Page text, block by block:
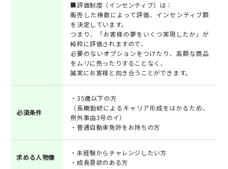
■評価制度（インセンティブ）は：
販売した棟数によって評価、インセンティブ額
を決定しています。
つまり、「お客様の夢をいくつ実現したか」が
純粋に評価されますので、
必要のないオプションをつけたり、高額な商品
をムリに売ったりすることなく、
誠実にお客様と向き合うことができます。
必須条件
・35歳以下の方
（長期勤続によるキャリア形成をはかるため、
例外事由3号のイ）
・普通自動車免許をお持ちの方
求める人物像
・未経験からチャレンジしたい方
・成長意欲のある方